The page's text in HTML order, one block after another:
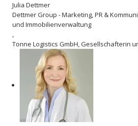
Julia Dettmer
Dettmer Group - Marketing, PR &
und Immobilienverwaltung
,
Tonne Logistics GmbH, Gesellschafterin